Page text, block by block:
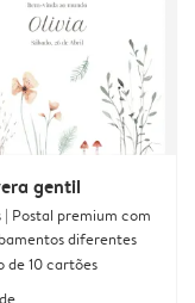
gentil
| Postal premium com
diferentes
de 10 cartões